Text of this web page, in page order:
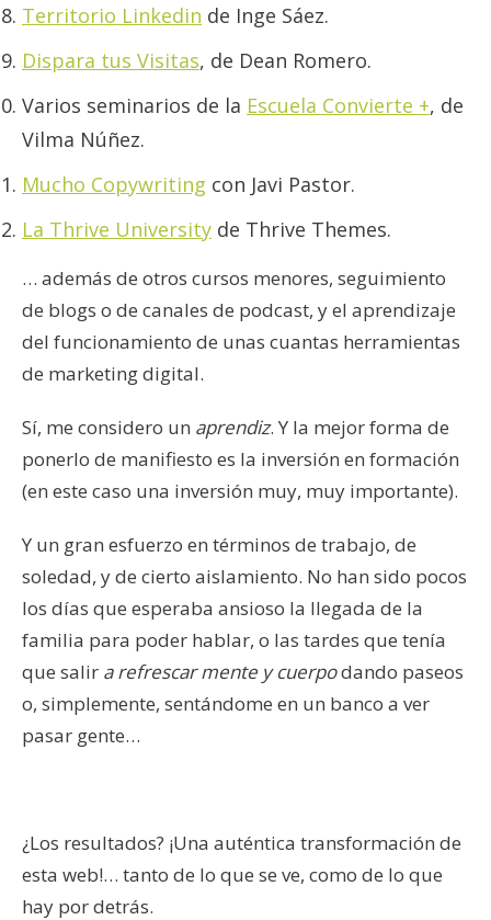
Territorio Linkedin de Inge Sáez.
Dispara tus Visitas, de Dean Romero.
Varios seminarios de la Escuela Convierte +, de
Vilma Núñez.
Mucho Copywriting con Javi Pastor.
La Thrive University de Thrive Themes.
… además de otros cursos menores, seguimiento
de blogs o de canales de podcast, y el aprendizaje
del funcionamiento de unas cuantas herramientas
de marketing digital.
Sí, me considero un aprendiz. Y la mejor forma de
ponerlo de manifiesto es la inversión en formación
(en este caso una inversión muy, muy importante).
Y un gran esfuerzo en términos de trabajo, de
soledad, y de cierto aislamiento. No han sido pocos
los días que esperaba ansioso la llegada de la
familia para poder hablar, o las tardes que tenía
que salir a refrescar mente y cuerpodando paseos
o, simplemente, sentándome en un banco a ver
pasar gente…
¿Los resultados? ¡Una auténtica transformación de
esta web!… tanto de lo que se ve, como de lo que
hay por detrás.